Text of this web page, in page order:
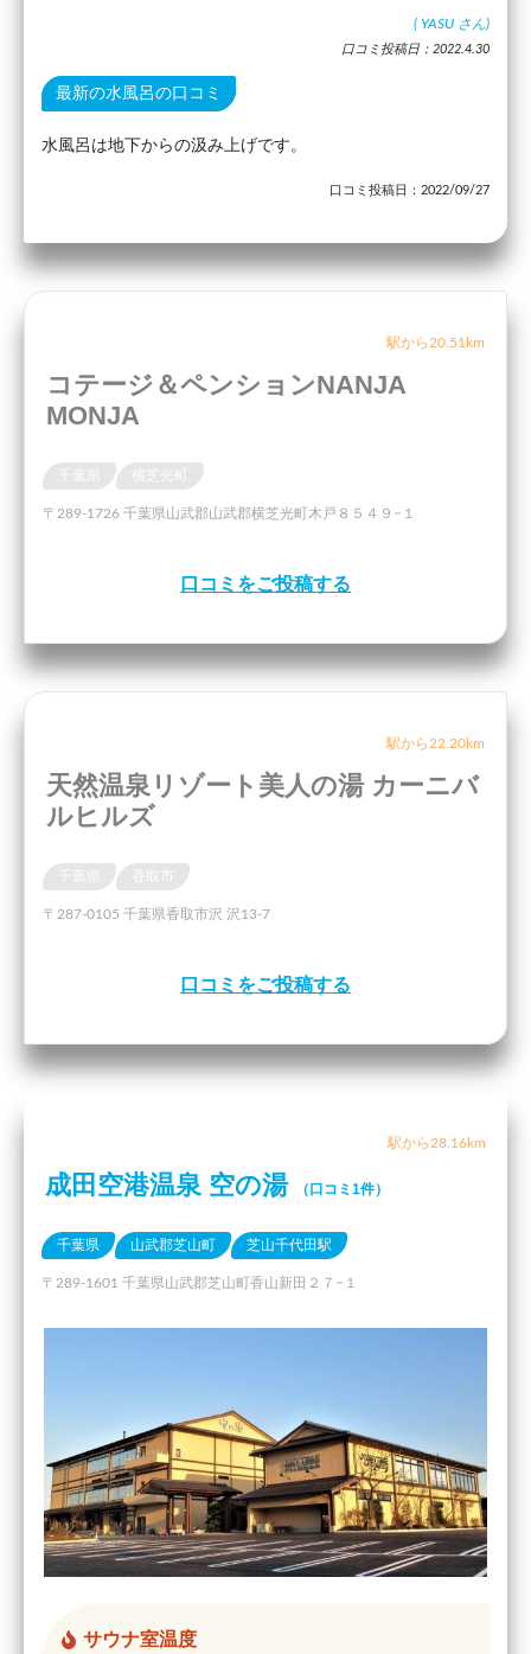
( YASU さん)
口コミ投稿日：2022.4.30
最新の水風呂の口コミ
水風呂は地下からの汲み上げです。
口コミ投稿日：2022/09/27
駅から20.51km
コテージ＆ペンションNANJA
MONJA
千葉県 横芝光町
〒289-1726 千葉県山武郡山武郡横芝光町木戸８５４９−１
口コミをご投稿する
駅から22.20km
天然温泉リゾート美人の湯 カーニバ
ルヒルズ
千葉県 香取市
〒287-0105 千葉県香取市沢 沢13-7
口コミをご投稿する
駅から28.16km
成田空港温泉 空の湯 （口コミ1件）
千葉県 山武郡芝山町 芝山千代田駅
〒289-1601 千葉県山武郡芝山町香山新田２７−１
サウナ室温度